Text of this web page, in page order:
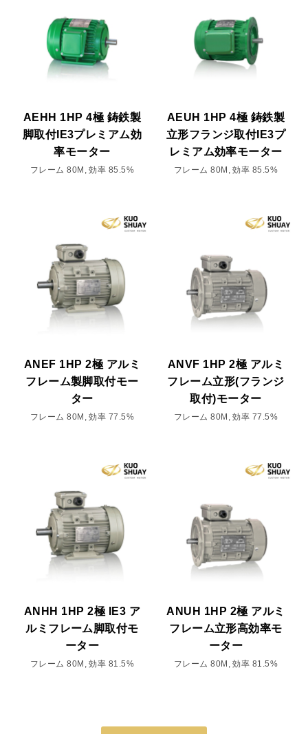
AEHH 1HP 4極 鋳鉄製
脚取付IE3プレミアム効
率モーター
フレーム 80M, 効率 85.5%
AEUH 1HP 4極 鋳鉄製
立形フランジ取付IE3プ
レミアム効率モーター
フレーム 80M, 効率 85.5%
ANEF 1HP 2極 アルミ
フレーム製脚取付モー
ター
フレーム 80M, 効率 77.5%
ANVF 1HP 2極 アルミ
フレーム立形(フランジ
取付)モーター
フレーム 80M, 効率 77.5%
ANHH 1HP 2極 IE3 ア
ルミフレーム脚取付モ
ーター
フレーム 80M, 効率 81.5%
ANUH 1HP 2極 アルミ
フレーム立形高効率モ
ーター
フレーム 80M, 効率 81.5%